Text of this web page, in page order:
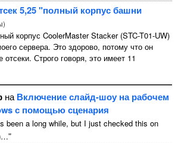
5,25 "полный корпус башни
)
корпус CoolerMaster Stacker (STC-T01-UW)
сервера. Это здорово, потому что он
Строго говоря, это имеет 11
на Включение слайд-шоу на рабочем
с помощью сценария
been a long while, but I just checked this on
”